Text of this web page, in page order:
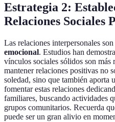
Estrategia 2:
Relaciones Sociales
Las relaciones interpersonales
emocional. Estudios han
vínculos sociales sólidos son más
mantener relaciones positivas no
soledad, sino que también aporta
fomentar estas relaciones
familiares, buscando actividades
grupos comunitarios. Recuerda
puede ser un gran alivio en